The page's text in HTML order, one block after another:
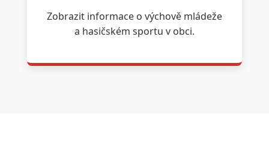
Zobrazit informace o výchově mládeže
a hasičském sportu v obci.